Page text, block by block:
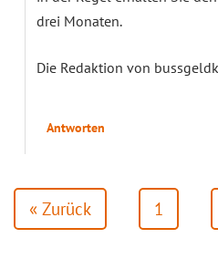
drei Monaten.
Die Redaktion von
Antworten
« Zurück 1